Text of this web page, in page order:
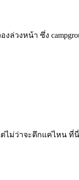
งล่วงหน้า ซึ่ง
ไม่ว่าจะดึกแค่ไห